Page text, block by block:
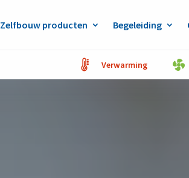
Zelfbouw producten Begeleiding
Verwarming